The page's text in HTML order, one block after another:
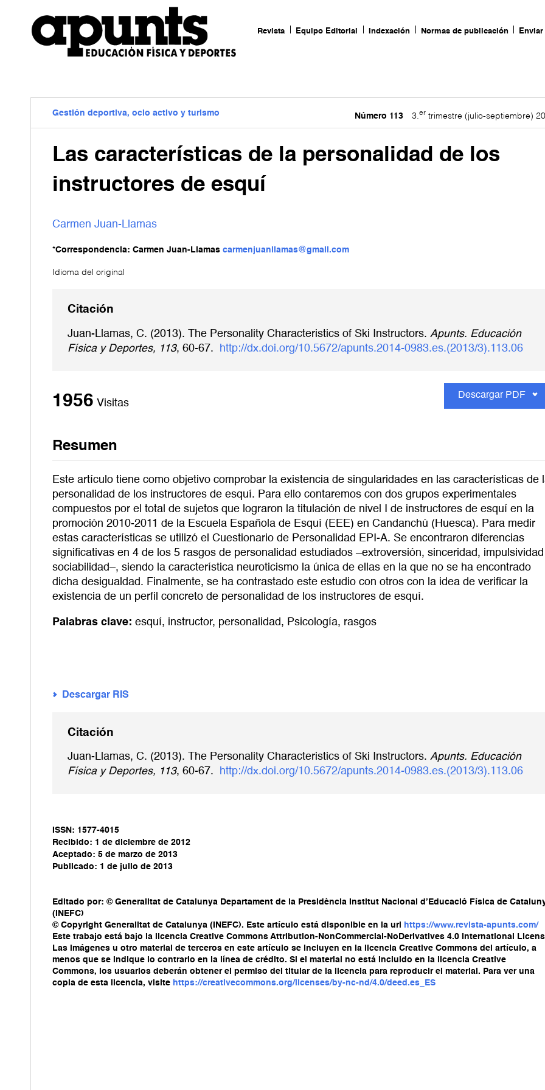
Revista Equipo Editorial Indexación Normas de publicación
Gestión deportiva, ocio activo y turismo Número 113 3. er trimestre (julio-septiembre)
Las características de la personalidad de los
instructores de esquí
Carmen Juan-Llamas
*Correspondencia: Carmen Juan-Llamas carmenjuanllamas@gmail.com
Idioma del original
Citación
Juan-Llamas, C. (2013). The Personality Characteristics of Ski Instructors. Apunts. Educación
Física y Deportes, 113, 60-67. http://dx.doi.org/10.5672/apunts.2014-0983.es.(2013/3).113.06
1956 Visitas
Descargar PDF
Resumen
Este artículo tiene como objetivo comprobar la existencia de singularidades en las características de
personalidad de los instructores de esquí. Para ello contaremos con dos grupos experimentales
compuestos por el total de sujetos que lograron la titulación de nivel I de instructores de esquí en la
promoción 2010-2011 de la Escuela Española de Esquí (EEE) en Candanchú (Huesca). Para medir
estas características se utilizó el Cuestionario de Personalidad EPI-A. Se encontraron diferencias
significativas en 4 de los 5 rasgos de personalidad estudiados –extroversión, sinceridad,
sociabilidad–, siendo la característica neuroticismo la única de ellas en la que no se ha encontrado
dicha desigualdad. Finalmente, se ha contrastado este estudio con otros con la idea de verificar la
existencia de un perfil concreto de personalidad de los instructores de esquí.
Palabras clave: esquí, instructor, personalidad, Psicología, rasgos
Descargar RIS
Citación
Juan-Llamas, C. (2013). The Personality Characteristics of Ski Instructors. Apunts. Educación
Física y Deportes, 113, 60-67. http://dx.doi.org/10.5672/apunts.2014-0983.es.(2013/3).113.06
ISSN: 1577-4015
Recibido: 1 de diciembre de 2012
Aceptado: 5 de marzo de 2013
Publicado: 1 de julio de 2013
Editado por: © Generalitat de Catalunya Departament de la Presidència Institut Nacional d’Educació Física de
(INEFC)
© Copyright Generalitat de Catalunya (INEFC). Este artículo está disponible en la url
https://www.revista-apunts.com/
Este trabajo está bajo la licencia Creative Commons Attribution-NonCommercial-NoDerivatives 4.0 International
Las imágenes u otro material de terceros en este artículo se incluyen en la licencia Creative Commons del artículo, a
menos que se indique lo contrario en la línea de crédito. Si el material no está incluido en la licencia Creative
Commons, los usuarios deberán obtener el permiso del titular de la licencia para reproducir el material. Para ver una
copia de esta licencia, visite https://creativecommons.org/licenses/by-nc-nd/4.0/deed.es_ES